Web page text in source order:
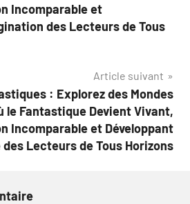
Incomparable et
des Lecteurs de Tous
Article suivant
: Explorez des Mondes
le Fantastique Devient Vivant,
Incomparable et Développant
des Lecteurs de Tous Horizons